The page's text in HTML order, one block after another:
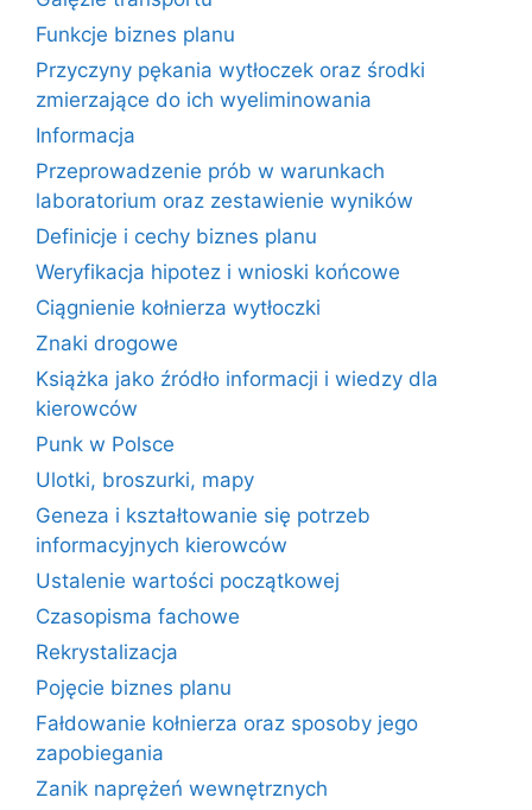
Funkcje biznes planu
Przyczyny pękania wytłoczek oraz środki
zmierzające do ich wyeliminowania
Informacja
Przeprowadzenie prób w warunkach
laboratorium oraz zestawienie wyników
Definicje i cechy biznes planu
Weryfikacja hipotez i wnioski końcowe
Ciągnienie kołnierza wytłoczki
Znaki drogowe
Książka jako źródło informacji i wiedzy dla
kierowców
Punk w Polsce
Ulotki, broszurki, mapy
Geneza i kształtowanie się potrzeb
informacyjnych kierowców
Ustalenie wartości początkowej
Czasopisma fachowe
Rekrystalizacja
Pojęcie biznes planu
Fałdowanie kołnierza oraz sposoby jego
zapobiegania
Zanik naprężeń wewnętrznych